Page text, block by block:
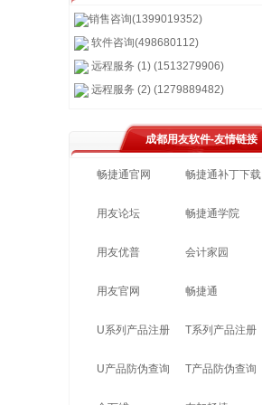
销售咨询(1399019352)
软件咨询(498680112)
远程服务 (1) (1513279906)
远程服务 (2) (1279889482)
成都用友软件-友情链接
畅捷通官网 畅捷通补丁下载
用友论坛 畅捷通学院
用友优普 会计家园
用友官网 畅捷通
U系列产品注册 T系列产品注册
U产品防伪查询 T产品防伪查询